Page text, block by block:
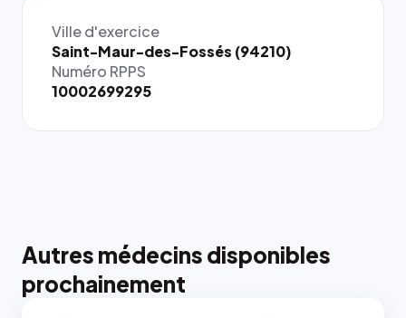
Ville d'exercice
Saint-Maur-des-Fossés (94210)
Numéro RPPS
10002699295
Autres médecins disponibles
prochainement